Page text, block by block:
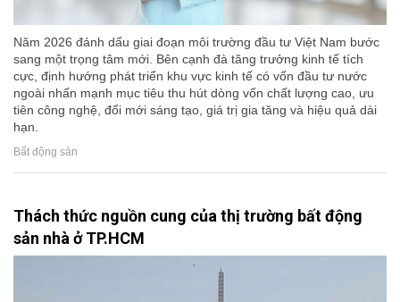
Năm 2026 đánh dấu giai đoạn môi trường đầu tư Việt Nam bước
sang một trọng tâm mới. Bên cạnh đà tăng trưởng kinh tế tích
cực, định hướng phát triển khu vực kinh tế có vốn đầu tư nước
ngoài nhấn mạnh mục tiêu thu hút dòng vốn chất lượng cao, ưu
tiên công nghệ, đổi mới sáng tạo, giá trị gia tăng và hiệu quả dài
hạn.
Bất động sản
Thách thức nguồn cung của thị trường bất động
sản nhà ở TP.HCM